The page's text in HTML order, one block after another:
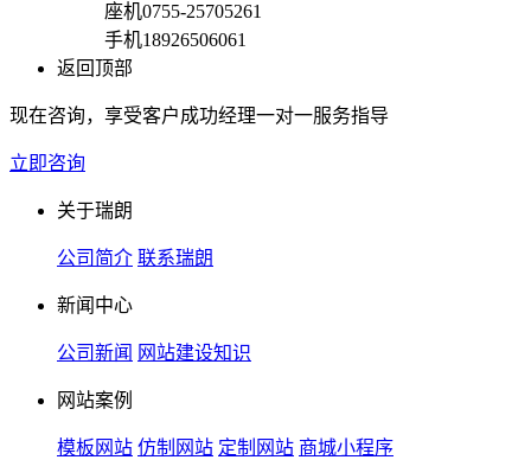
座机0755-25705261
手机18926506061
返回顶部
现在咨询，享受客户成功经理一对一服务指导
立即咨询
关于瑞朗
公司简介 联系瑞朗
新闻中心
公司新闻 网站建设知识
网站案例
模板网站 仿制网站 定制网站 商城小程序